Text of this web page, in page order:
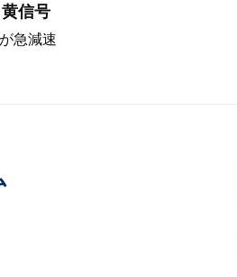
信号
急減速